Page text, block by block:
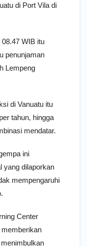
di Port Vila di
WIB itu
penunjaman
Lempeng
di Vanuatu itu
tahun, hingga
mendatar.
ini
yang dilaporkan
mempengaruhi
Center